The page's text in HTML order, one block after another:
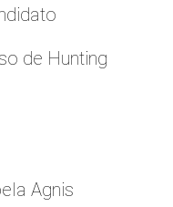
de Hunting
Agnis